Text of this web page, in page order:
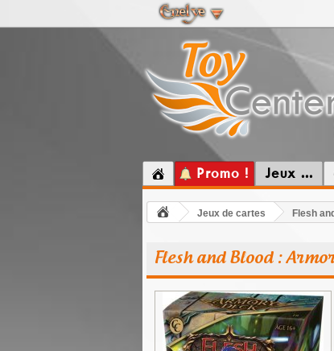
Promo ! Jeux ...
Jeux de cartes Flesh
Flesh and Blood :